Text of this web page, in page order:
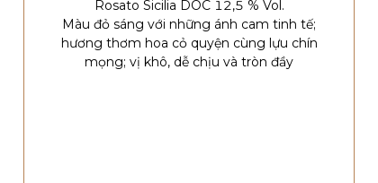
Rosato Sicilia DOC 12,5 % Vol.
Màu đỏ sáng với những ánh cam tinh tế;
hương thơm hoa cỏ quyện cùng lựu chín
mọng; vị khô, dễ chịu và tròn đầy